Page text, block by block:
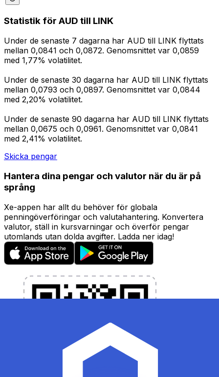
Statistik för AUD till LINK
Under de senaste 7 dagarna har AUD till LINK flyttats
mellan 0,0841 och 0,0872. Genomsnittet var 0,0859
med 1,77% volatilitet.
Under de senaste 30 dagarna har AUD till LINK flyttats
mellan 0,0793 och 0,0897. Genomsnittet var 0,0844
med 2,20% volatilitet.
Under de senaste 90 dagarna har AUD till LINK flyttats
mellan 0,0675 och 0,0961. Genomsnittet var 0,0841
med 2,41% volatilitet.
Skicka pengar
Hantera dina pengar och valutor när du är på
språng
Xe-appen har allt du behöver för globala
penningöverföringar och valutahantering. Konvertera
valutor, ställ in kursvarningar och överför pengar
utomlands utan dolda avgifter. Ladda ner idag!